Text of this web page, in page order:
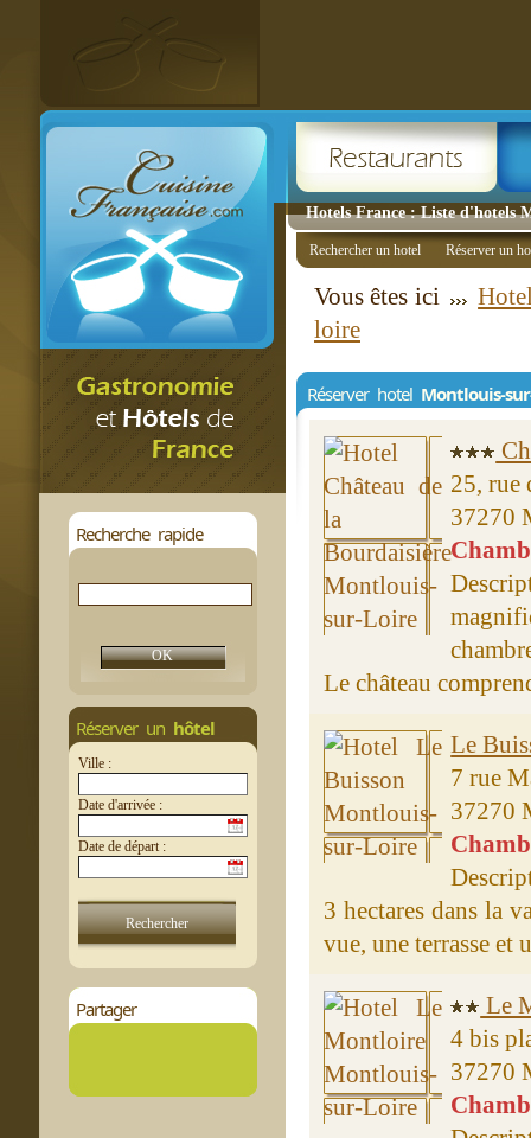
Hotels France : Liste d'hotels
Recherche rapide
Réserver un hôtel
Ville :
Date d'arrivée :
Date de départ :
Partager
Rechercher un hotel Réserver un
Vous êtes ici
loire
Réserver hotel Montlouis-
25, rue
37270
Le château
Le
7 rue
37270
3 hectares dans la
vue, une terrasse
Le
4 bis
37270